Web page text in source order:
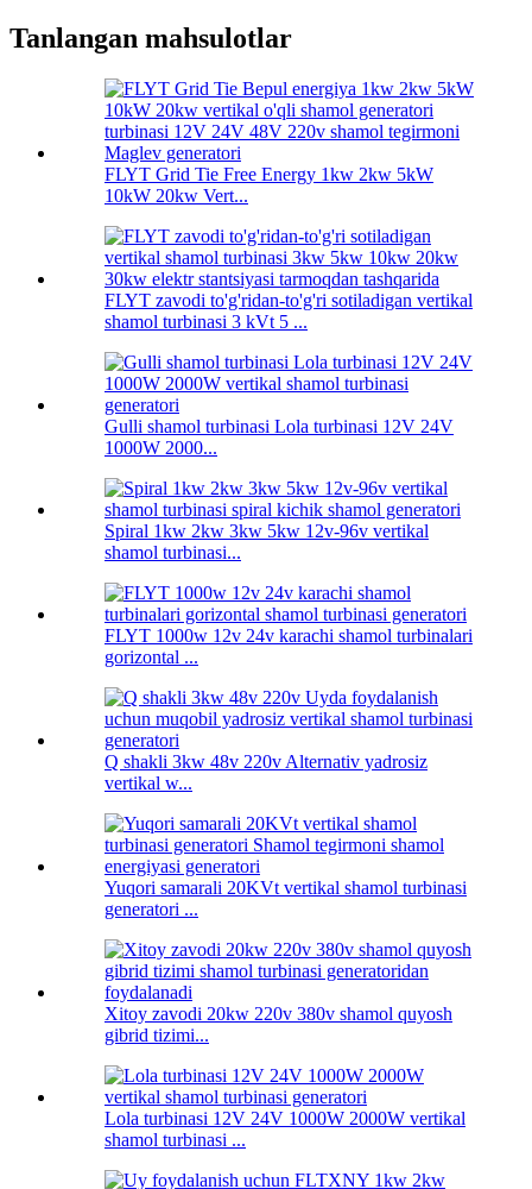
Tanlangan mahsulotlar
FLYT Grid Tie Free Energy 1kw 2kw 5kW
10kW 20kw Vert...
FLYT zavodi to'g'ridan-to'g'ri sotiladigan vertikal
shamol turbinasi 3 kVt 5 ...
Gulli shamol turbinasi Lola turbinasi 12V 24V
1000W 2000...
Spiral 1kw 2kw 3kw 5kw 12v-96v vertikal
shamol turbinasi...
FLYT 1000w 12v 24v karachi shamol turbinalari
gorizontal ...
Q shakli 3kw 48v 220v Alternativ yadrosiz
vertikal w...
Yuqori samarali 20KVt vertikal shamol turbinasi
generatori ...
Xitoy zavodi 20kw 220v 380v shamol quyosh
gibrid tizimi...
Lola turbinasi 12V 24V 1000W 2000W vertikal
shamol turbinasi ...